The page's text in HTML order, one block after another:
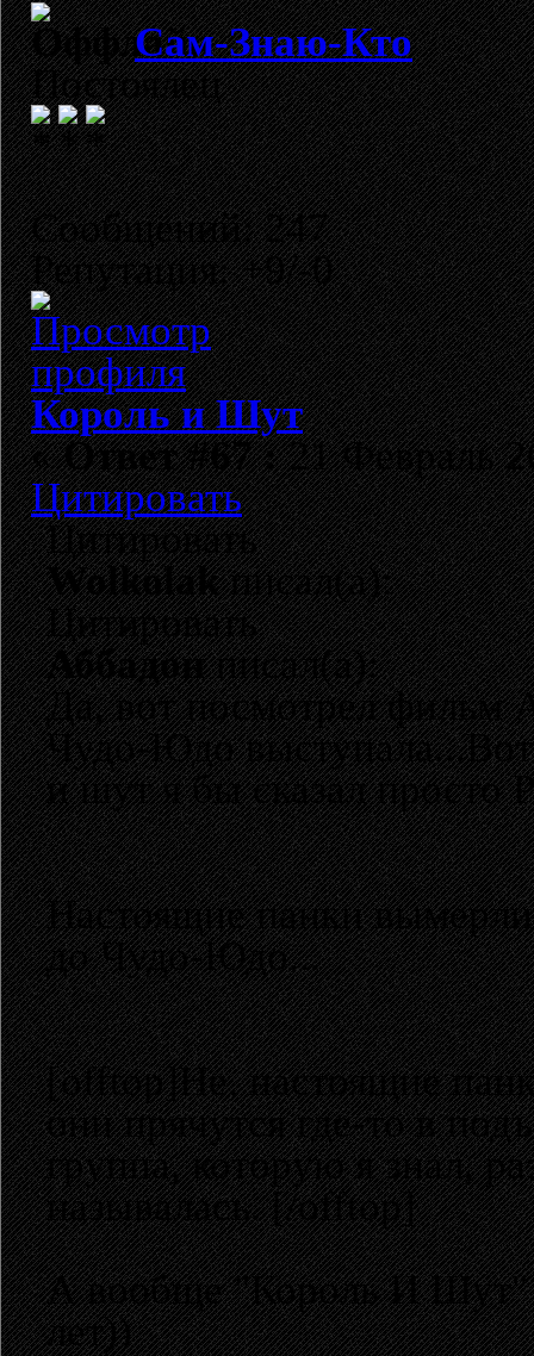
Сам-Знаю-Кто
Постоялец
Сообщений: 247
Репутация: +9/-0
Король и Шут
«Ответ #67 :21 Февраль
Цитировать
Цитировать
Wolkolakписал(а):
Цитировать
Аббадонписал(а):
Да, вот посмотрел
Чудо-Юдо
и шут я бы сказал просто
Настоящие панки
до Чудо-Юдо...
[offtop]Не, настоящие
они прячутся где-то в
группа, которую я знал,
называлась. [/offtop]
А вообще "Король И Шут"
лет))